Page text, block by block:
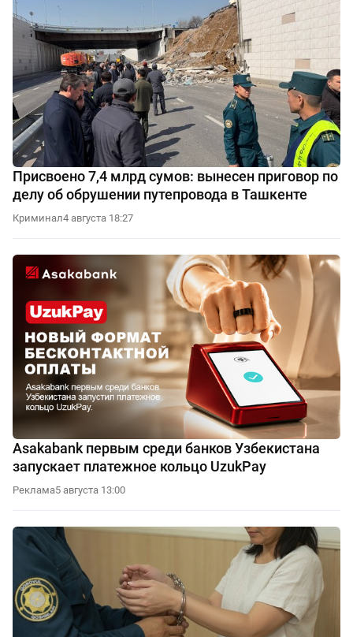
Присвоено 7,4 млрд сумов: вынесен приговор по
делу об обрушении путепровода в Ташкенте
Криминал4 августа 18:27
Asakabank первым среди банков Узбекистана
запускает платежное кольцо UzukPay
Реклама5 августа 13:00